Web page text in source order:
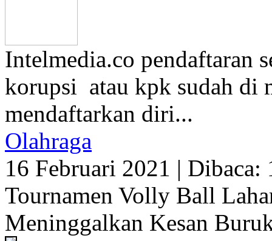
Intelmedia.co pendaftaran
korupsi atau kpk sudah di
mendaftarkan diri...
Olahraga
16 Februari 2021 | Dibaca:
Tournamen Volly Ball
Meninggalkan Kesan